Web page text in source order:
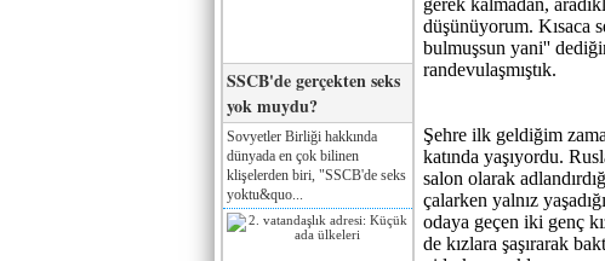
SSCB'de gerçekten seks
yok muydu?
Sovyetler Birliği hakkında
dünyada en çok bilinen
klişelerden biri, "SSCB'de seks
yoktu&quo...
gerek kalmadan,
düşünüyorum. Kısaca
bulmuşsun yani''
randevulaşmıştık.
Şehre ilk geldiğim
katında yaşıyordu.
salon olarak
çalarken yalnız
odaya geçen iki genç
de kızlara şaşırarak